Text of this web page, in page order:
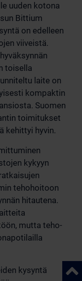
uuden kotona
Bittium
on edelleen
viiveistä.
toisella
laite on
kompaktin
Suomen
toimitukset
kehittyi hyvin.
kykyyn
tehohoitoon
hitautena.
mutta teho-
kysyntä